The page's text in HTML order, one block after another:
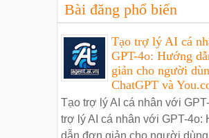
Bài đăng phổ biến
Tạo trợ lý AI cá
GPT-4o: Hướng
giản cho người
ChatGPT và
Tạo trợ lý AI cá nhân với
trợ lý AI cá nhân với GPT-4o: